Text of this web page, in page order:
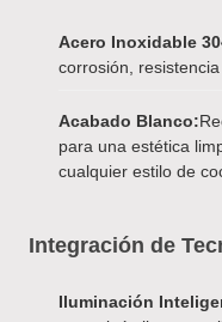
Acero Inoxidable
corrosión,
Acabado Blanco:
para una estética
cualquier estilo de
Integración de
Iluminación